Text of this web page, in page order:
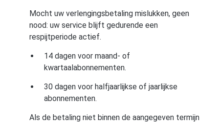
Mocht uw verlengingsbetaling mislukken, geen
nood: uw service blijft gedurende een
respijtperiode actief.
14 dagen voor maand- of
kwartaalabonnementen.
30 dagen voor halfjaarlijkse of jaarlijkse
abonnementen.
Als de betaling niet binnen de aangegeven termijn